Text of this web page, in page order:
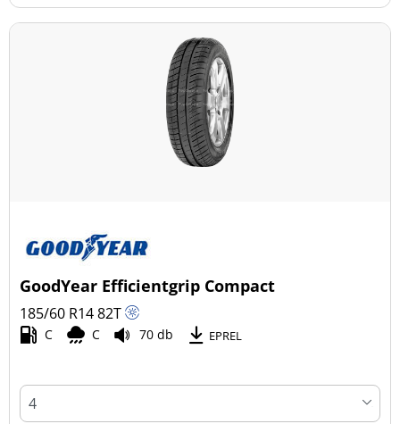
Ne dojezdové (44)
GoodYear Efficientgrip Compact
185/60 R1482T
C C 70 db EPREL